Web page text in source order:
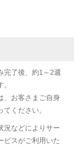
完了後、約1～2週
、お客さまご自身
ください。
況などによりサー
ビスがご利用いた